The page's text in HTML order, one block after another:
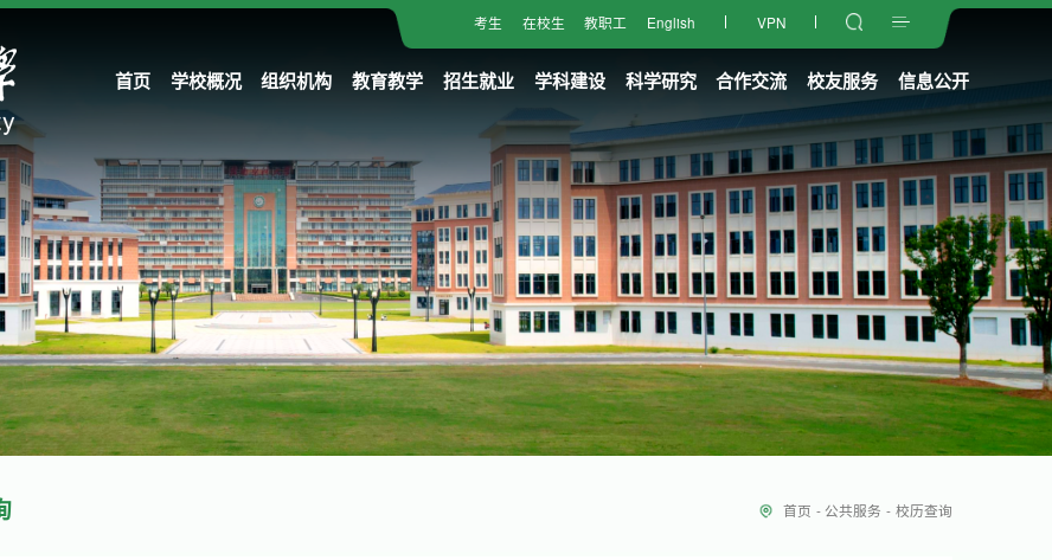
考生 在校生 教职工 English VPN
首页 学校概况 组织机构 教育教学 招生就业 学科建设 科学研究 合作交流 校友服务 信息公开
首页 - 公共服务 - 校历查询